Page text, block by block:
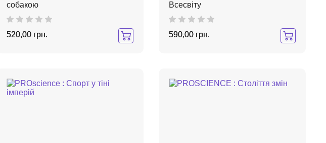
собакою
520,00 грн.
Всесвіту
590,00 грн.